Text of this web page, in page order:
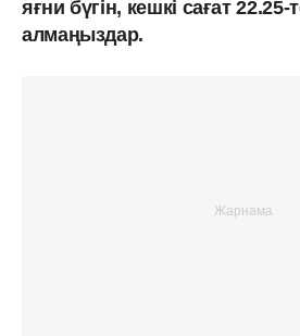
яғнибүгін, кешкі сағат 22.25-
алмаңыздар.